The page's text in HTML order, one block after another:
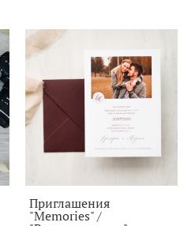
Приглашения
"Memories" /